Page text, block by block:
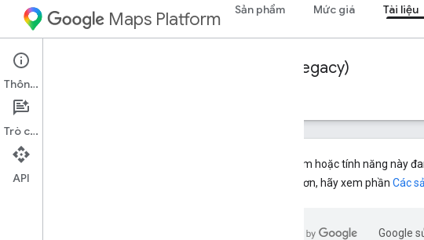
Maps Platform Sản phẩm Mức giá Tài liệu
Web Services Distance Matrix API (Legacy)
Hướng dẫn
Sản phẩm hoặc tính năng này
vụ mới hơn, hãy xem phần Các
Google
Thông tin
Trò chuyện
API